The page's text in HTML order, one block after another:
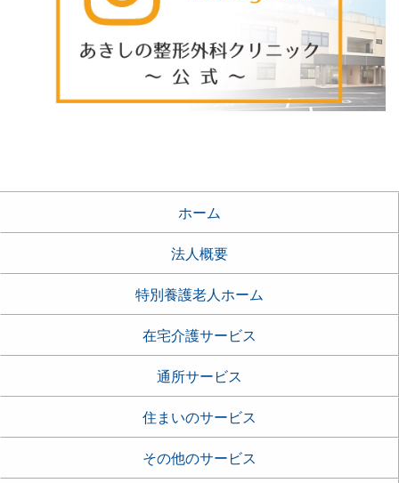
ホーム
法人概要
特別養護老人ホーム
在宅介護サービス
通所サービス
住まいのサービス
その他のサービス